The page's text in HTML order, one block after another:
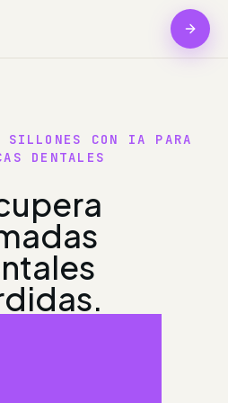
SILLONES CON IA PARA
DENTALES
sillones